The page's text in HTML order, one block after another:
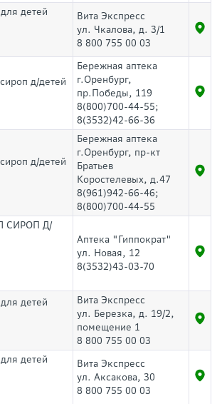
детей
Вита Экспресс
ул. Чкалова, д. 3/1
8 800 755 00 03
д/детей
Бережная аптека
г.Оренбург,
пр.Победы, 119
8(800)700-44-55;
8(3532)42-66-36
д/детей
Бережная аптека
г.Оренбург, пр-кт
Братьев
Коростелевых, д.47
8(961)942-66-46;
8(800)700-44-55
СИРОП Д/
Аптека "Гиппократ"
ул. Новая, 12
8(3532)43-03-70
детей
Вита Экспресс
ул. Березка, д. 19/2,
помещение 1
8 800 755 00 03
детей
Вита Экспресс
ул. Аксакова, 30
8 800 755 00 03